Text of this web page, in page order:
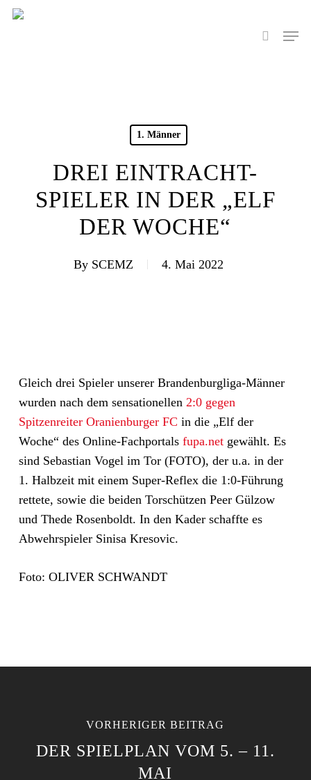
Skip
search
Menu
1. Männer
DREI EINTRACHT-
SPIELER IN DER „ELF
DER WOCHE“
By SCEMZ 4. Mai 2022
Gleich drei Spieler unserer Brandenburgliga-Männer
wurden nach dem sensationellen 2:0 gegen
Spitzenreiter Oranienburger FC in die „Elf der
Woche“ des Online-Fachportals fupa.netgewählt. Es
sind Sebastian Vogel im Tor (FOTO), der u.a. in der
1. Halbzeit mit einem Super-Reflex die 1:0-Führung
rettete, sowie die beiden Torschützen Peer Gülzow
und Thede Rosenboldt. In den Kader schaffte es
Abwehrspieler Sinisa Kresovic.
Foto: OLIVER SCHWANDT
VORHERIGER BEITRAG
DER SPIELPLAN VOM 5. – 11.
MAI